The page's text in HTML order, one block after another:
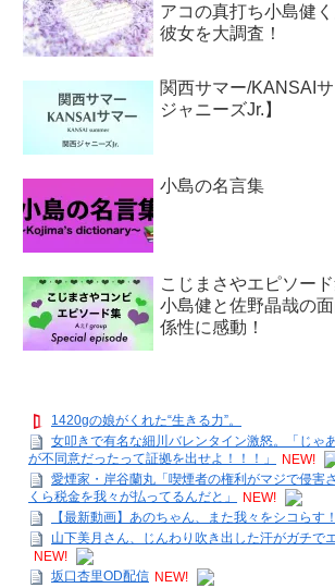
アコの真打ち小島健
彼女を大調査！
関西サマー/KANSAI
ジャニーズJr.】
小島の名言集
こじまさやエピソー
小島健と佐野晶哉の
係性に感動！
1420gの娘がくれた“生きる力”。
女叩きで有名な細川バレンタイン激怒。「じゃ
が不同意だったって証拠を出せよ！！！」
NEW!
愛煙家・岸谷蘭丸「喫煙者の権利がマジで侵害
くら税金を我々が払ってるんだと」
NEW!
【最新動画】あのちゃん、また我々をシコらす
山下美月さん、じんわり吹き出した汗がガチで
NEW!
坂口杏里OD配信 NEW!